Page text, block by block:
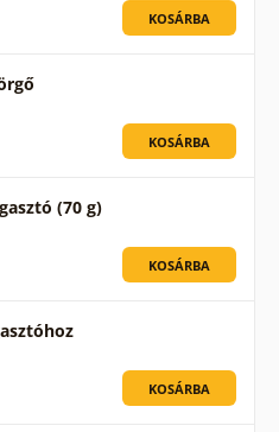
KOSÁRBA
KOSÁRBA
(70 g)
KOSÁRBA
KOSÁRBA